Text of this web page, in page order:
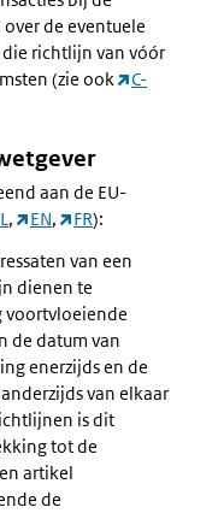
de eventuele
richtlijn van vóór
(zie ook
C-
aan de EU-
, EN, FR):
van een
dienen te
voortvloeiende
de datum van
enerzijds en de
van elkaar
is dit
tot de
artikel
de